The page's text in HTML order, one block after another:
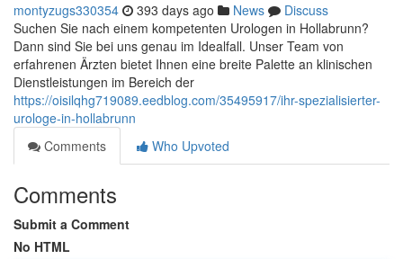
montyzugs330354 393 days ago News
Discuss
Suchen Sie nach einem kompetenten Urologen in Hollabrunn?
Dann sind Sie bei uns genau im Idealfall. Unser Team von
erfahrenen Ärzten bietet Ihnen eine breite Palette an klinischen
Dienstleistungen im Bereich der
https://oisilqhg719089.eedblog.com/35495917/ihr-spezialisierter-
urologe-in-hollabrunn
Comments
Who Upvoted
Comments
Submit a Comment
No HTML